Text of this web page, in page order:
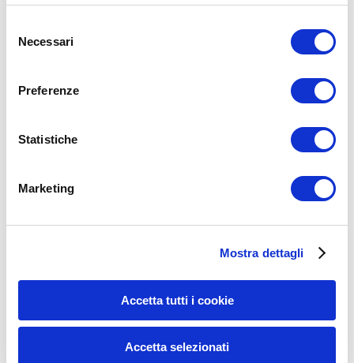
delNecessari
Preferenze
Statistiche
Marketing
Mostra dettagli
Accetta tutti i cookie
Accetta selezionati
15WORKOUT
addominali scolpiti(39)
Allenamento aerobico(16)
Allenamento con il TRX(36)
Allenamento Donne(75)